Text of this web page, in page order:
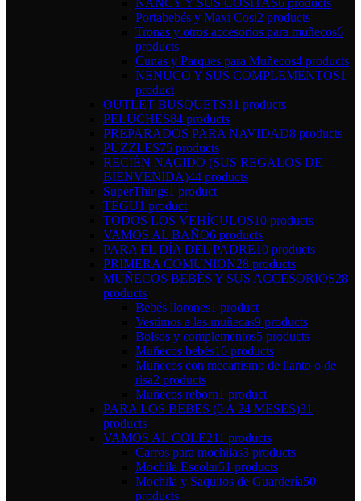
Portabebés y Maxi Cosi2 products
Tronas y otros accesorios para muñecos6
products
Cunas y Parques para Muñecos4 products
NENUCO Y SUS COMPLEMENTOS1
product
OUTLET BUSQUETS31 products
PELUCHES84 products
PREPARADOS PARA NAVIDAD8 products
PUZZLES75 products
RECIÉN NACIDO (SUS REGALOS DE
BIENVENIDA)44 products
SuperThings1 product
TEGU1 product
TODOS LOS VEHÍCULOS10 products
VAMOS AL BAÑO6 products
PARA EL DÍA DEL PADRE10 products
PRIMERA COMUNION28 products
MUÑECOS BEBÉS Y SUS ACCESORIOS28
products
Bebés llorones1 product
Vestimos a las muñecas9 products
Bolsos y complementos5 products
Muñecos bebés10 products
Muñecos con mecanismo de llanto o de
risa2 products
Muñecos reborn1 product
PARA LOS BEBES (0 A 24 MESES)31
products
VAMOS AL COLE211 products
Carros para mochilas3 products
Mochila Escolar51 products
Mochila y Saquitos de Guardería50
products